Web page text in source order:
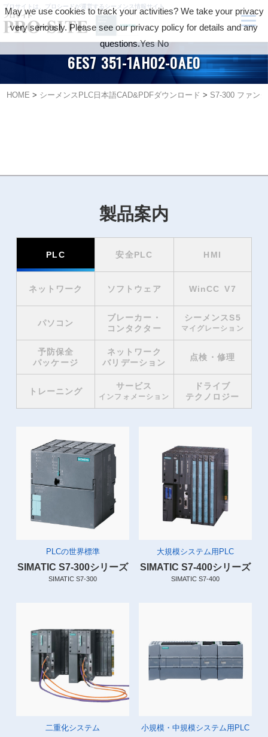
プロサイトは、プロシードが運営するシーメンス情報サイト
6ES7 351-1AH02-0AE0
HOME > シーメンスPLC日本語CAD&PDFダウンロード > S7-300 ファン
製品案内
PLC 安全PLC HMI
ネットワーク ソフトウェア WinCC V7
パソコン
ブレーカー・
コンタクター
シーメンスS5
マイグレーション
予防保全
パッケージ
ネットワーク
バリデーション
点検・修理
トレーニング
サービス
インフォメーション
ドライブ
テクノロジー
PLCの世界標準
SIMATIC S7-300シリーズ
SIMATIC S7-300
大規模システム用PLC
SIMATIC S7-400シリーズ
SIMATIC S7-400
二重化システム 小規模・中規模システム用PLC
May we use cookies to track your activities? We take your privacy
very seriously. Please see our privacy policy for details and any
questions.Yes No